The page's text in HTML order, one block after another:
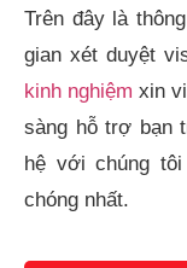
Trên đây là
gian xét duyệt
kinh nghiệm xin
sàng hỗ trợ bạn
hệ với chúng
chóng nhất.